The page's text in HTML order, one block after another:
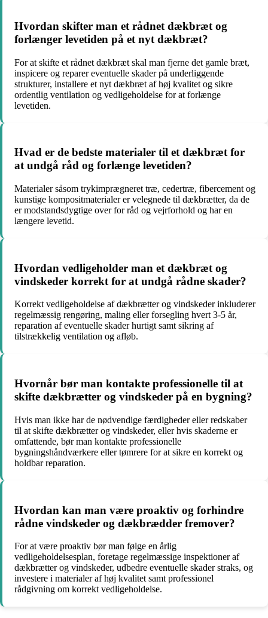
Hvordan skifter man et rådnet dækbræt og
forlænger levetiden på et nyt dækbræt?
For at skifte et rådnet dækbræt skal man fjerne det gamle bræt,
inspicere og reparer eventuelle skader på underliggende
strukturer, installere et nyt dækbræt af høj kvalitet og sikre
ordentlig ventilation og vedligeholdelse for at forlænge
levetiden.
Hvad er de bedste materialer til et dækbræt for
at undgå råd og forlænge levetiden?
Materialer såsom trykimprægneret træ, cedertræ, fibercement og
kunstige kompositmaterialer er velegnede til dækbrætter, da de
er modstandsdygtige over for råd og vejrforhold og har en
længere levetid.
Hvordan vedligeholder man et dækbræt og
vindskeder korrekt for at undgå rådne skader?
Korrekt vedligeholdelse af dækbrætter og vindskeder inkluderer
regelmæssig rengøring, maling eller forsegling hvert 3-5 år,
reparation af eventuelle skader hurtigt samt sikring af
tilstrækkelig ventilation og afløb.
Hvornår bør man kontakte professionelle til at
skifte dækbrætter og vindskeder på en bygning?
Hvis man ikke har de nødvendige færdigheder eller redskaber
til at skifte dækbrætter og vindskeder, eller hvis skaderne er
omfattende, bør man kontakte professionelle
bygningshåndværkere eller tømrere for at sikre en korrekt og
holdbar reparation.
Hvordan kan man være proaktiv og forhindre
rådne vindskeder og dækbrædder fremover?
For at være proaktiv bør man følge en årlig
vedligeholdelsesplan, foretage regelmæssige inspektioner af
dækbrætter og vindskeder, udbedre eventuelle skader straks, og
investere i materialer af høj kvalitet samt professionel
rådgivning om korrekt vedligeholdelse.